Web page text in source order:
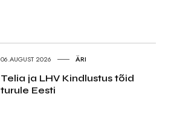
06.AUGUST 2026 ÄRI
Telia ja LHV Kindlustus tõid
turule Eesti